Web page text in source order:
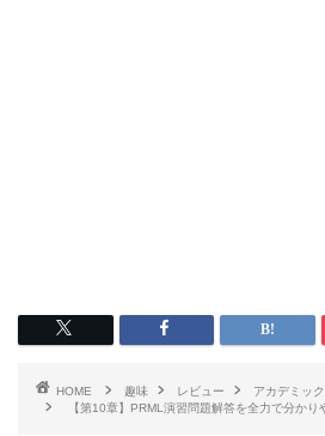
HOME 趣味 レビュー
アカデミック
【第10章】PRML演習問題解答を全力で分かり